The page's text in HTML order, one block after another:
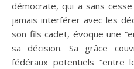
démocrate, qui a sans
jamais interférer avec les
son fils cadet, évoque une
sa décision. Sa grâce
fédéraux potentiels